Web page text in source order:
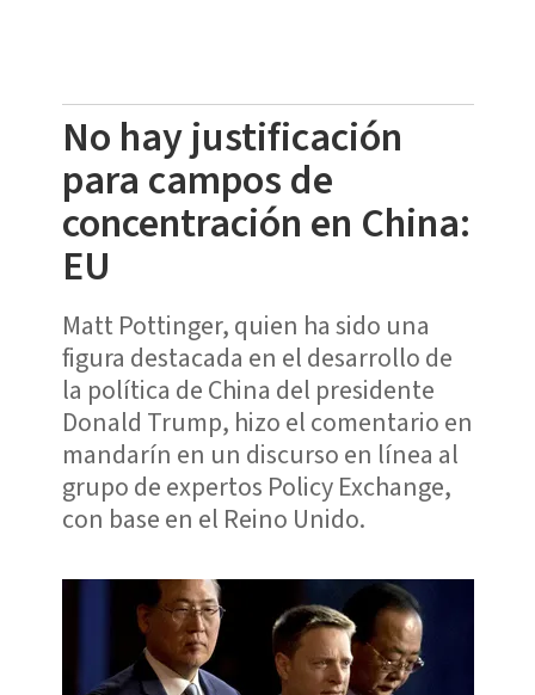
No hay justificación
para campos de
concentración en China:
EU
Matt Pottinger, quien ha sido una
figura destacada en el desarrollo de
la política de China del presidente
Donald Trump, hizo el comentario en
mandarín en un discurso en línea al
grupo de expertos Policy Exchange,
con base en el Reino Unido.